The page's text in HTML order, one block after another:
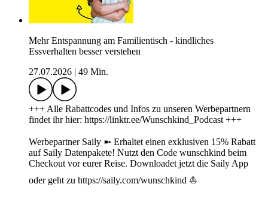
Mehr Entspannung am Familientisch - kindliches
Essverhalten besser verstehen
27.07.2026
49 Min.
+++ Alle Rabattcodes und Infos zu unseren Werbepartnern
findet ihr hier: https://linktr.ee/Wunschkind_Podcast +++
Werbepartner Saily ➼ Erhaltet einen exklusiven 15% Rabatt
auf Saily Datenpakete! Nutzt den Code wunschkind beim
Checkout vor eurer Reise. Downloadet jetzt die Saily App
oder geht zu https://saily.com/wunschkind ⛵